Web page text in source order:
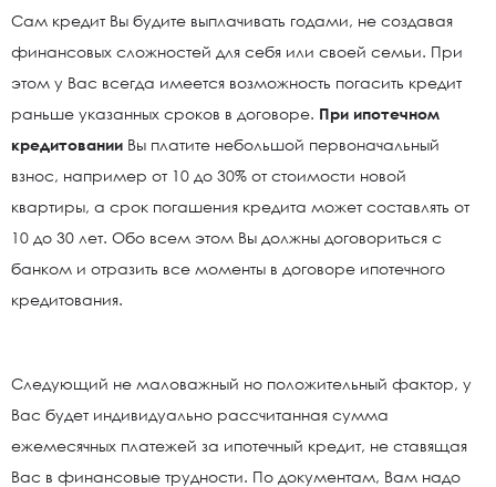
Сам кредит Вы будите выплачивать годами, не создавая
финансовых сложностей для себя или своей семьи. При
этом у Вас всегда имеется возможность погасить кредит
раньше указанных сроков в договоре. При ипотечном
кредитовании Вы платите небольшой первоначальный
взнос, например от 10 до 30% от стоимости новой
квартиры, а срок погашения кредита может составлять от
10 до 30 лет. Обо всем этом Вы должны договориться с
банком и отразить все моменты в договоре ипотечного
кредитования.
Следующий не маловажный но положительный фактор, у
Вас будет индивидуально рассчитанная сумма
ежемесячных платежей за ипотечный кредит, не ставящая
Вас в финансовые трудности. По документам, Вам надо